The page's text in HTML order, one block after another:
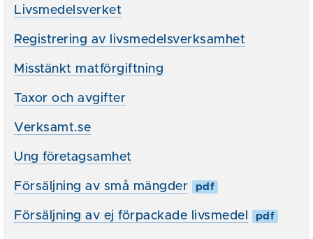
Livsmedelsverket
Registrering av livsmedelsverksamhet
Misstänkt matförgiftning
Taxor och avgifter
Verksamt.se
Ung företagsamhet
Försäljning av små mängder pdf
Försäljning av ej förpackade livsmedel pdf